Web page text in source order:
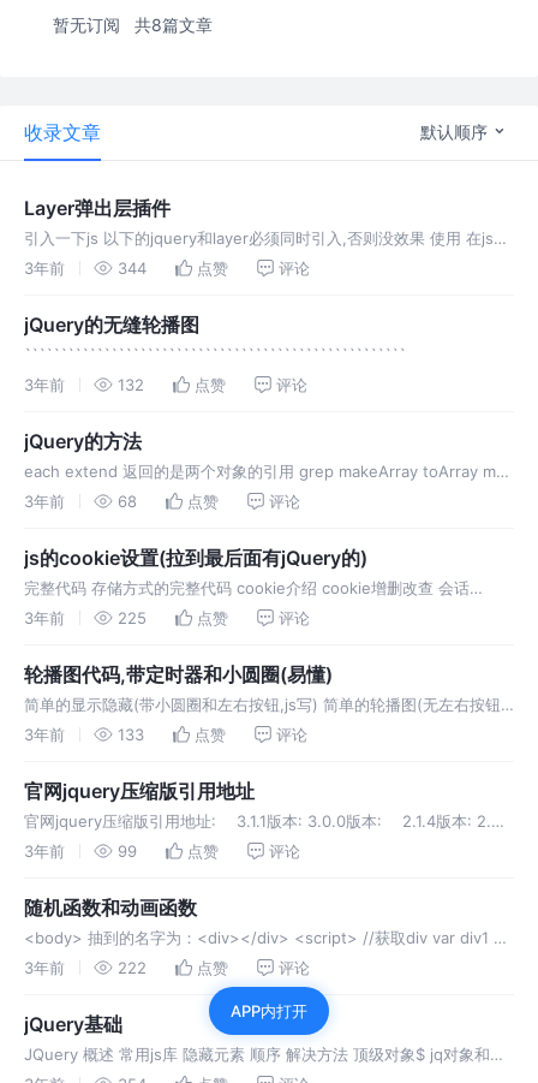
暂无订阅 共8篇文章
收录文章 默认顺序
Layer弹出层插件
引入一下js 以下的jquery和layer必须同时引入,否则没效果 使用 在js中
加入 效果如下:
3年前 344 点赞 评论
jQuery的无缝轮播图
`````````````````````````````````````````````````````
3年前
132 点赞 评论
jQuery的方法
each extend 返回的是两个对象的引用 grep makeArray toArray map
inArray merge unique trim param
3年前 68 点赞 评论
js的cookie设置(拉到最后面有jQuery的)
完整代码 存储方式的完整代码 cookie介绍 cookie增删改查 会话
cookie(seccion cookie)，不设置数据的过期时间，默认cookie在浏览
3年前 225 点赞 评论
轮播图代码,带定时器和小圆圈(易懂)
简单的显示隐藏(带小圆圈和左右按钮,js写) 简单的轮播图(无左右按钮
和小圆圈,简单切换隐藏显示,jq写的) 下面这个是jQuery写的无缝轮播
3年前 133 点赞 评论
官网jquery压缩版引用地址
官网jquery压缩版引用地址: 3.1.1版本: 3.0.0版本: 2.1.4版本: 2.百
度压缩版引用地址: 3.微软压缩版引用地址: 4本人在使用版本
3年前 99 点赞 评论
随机函数和动画函数
<body> 抽到的名字为：<div></div> <script> //获取div var div1 =
document.querySelector
3年前 222 点赞 评论
jQuery基础
JQuery 概述 常用js库 隐藏元素 顺序 解决方法 顶级对象$ jq对象和
APP内打开